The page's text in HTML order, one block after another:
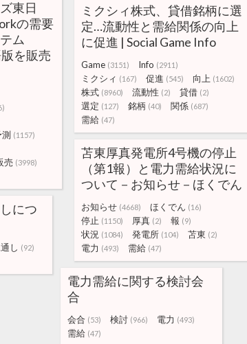
東日
の需要
ム
を販売
(1157)
売 (3998)
ミクシィ株式、貸借銘柄に選
定…流動性と需給関係の向上
に促進 | Social Game Info
Game (3151) Info (2911)
ミクシィ (167) 促進 (545) 向上 (1602)
株式 (8960) 流動性 (2) 貸借 (2)
選定 (127) 銘柄 (40) 関係 (687)
需給 (47)
苫東厚真発電所4号機の停止
（第1報）と電力需給状況に
ついて－お知らせ－ほくでん
お知らせ (4668) ほくでん (16)
停止 (1150) 厚真 (2) 報 (9)
状況 (1084) 発電所 (104) 苫東 (2)
電力 (493) 需給 (47)
につ
し (92)
電力需給に関する検討会
合
会合 (53) 検討 (966) 電力 (493)
需給 (47)